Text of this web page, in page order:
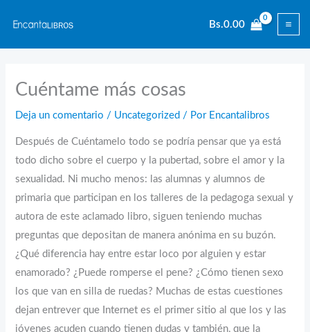
contenido
Bs.0.00
Cuéntame más cosas
Deja un comentario / Uncategorized / Por Encantalibros
Después de Cuéntamelo todo se podría pensar que ya está
todo dicho sobre el cuerpo y la pubertad, sobre el amor y la
sexualidad. Ni mucho menos: las alumnas y alumnos de
primaria que participan en los talleres de la pedagoga sexual y
autora de este aclamado libro, siguen teniendo muchas
preguntas que depositan de manera anónima en su buzón.
¿Qué diferencia hay entre estar loco por alguien y estar
enamorado? ¿Puede romperse el pene? ¿Cómo tienen sexo
los que van en silla de ruedas? Muchas de estas cuestiones
dejan entrever que Internet es el primer sitio al que los y las
jóvenes acuden cuando tienen dudas y también, que la